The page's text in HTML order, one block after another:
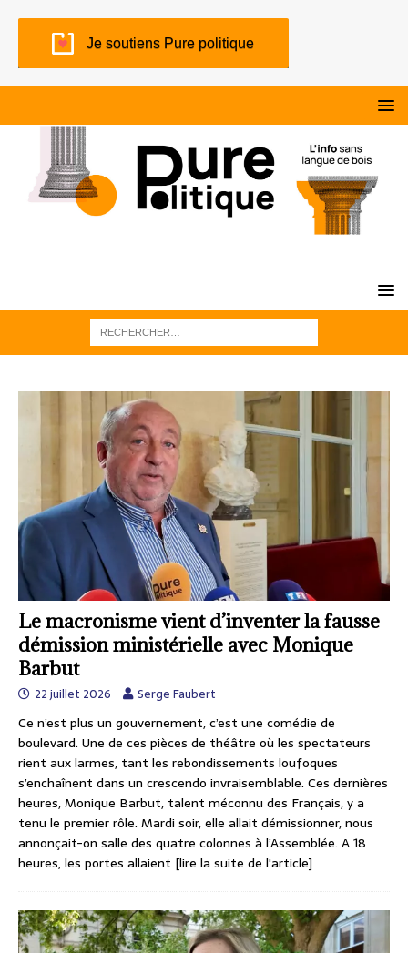
Je soutiens Pure politique
Le macronisme vient d’inventer la fausse
démission ministérielle avec Monique
Barbut
22 juillet 2026 Serge Faubert
Ce n’est plus un gouvernement, c’est une comédie de
boulevard. Une de ces pièces de théâtre où les spectateurs
rient aux larmes, tant les rebondissements loufoques
s’enchaînent dans un crescendo invraisemblable. Ces dernières
heures, Monique Barbut, talent méconnu des Français, y a
tenu le premier rôle. Mardi soir, elle allait démissionner, nous
annonçait-on salle des quatre colonnes à l’Assemblée. A 18
heures, les portes allaient [lire la suite de l'article]